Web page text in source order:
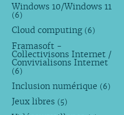
Windows 10/Windows 11
(6)
Cloud computing (6)
Framasoft -
Collectivisons Internet /
Convivialisons Internet
(6)
Inclusion numérique (6)
Jeux libres (5)